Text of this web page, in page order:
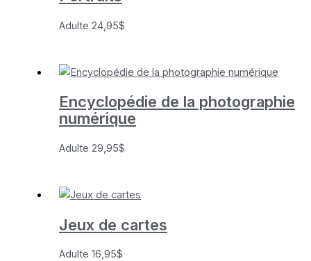
Adulte 24,95$
Encyclopédie de la photographie
numérique
Adulte 29,95$
Jeux de cartes
Adulte16,95$